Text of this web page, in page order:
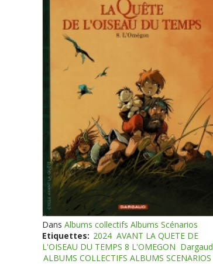
Dans Albums collectifs Albums Scénarios
Etiquettes: 2024 AVANT LA QUETE DE
L'OISEAU DU TEMPS 8 L'OMEGON Dargaud
ALBUMS COLLECTIFS ALBUMS SCENARIOS